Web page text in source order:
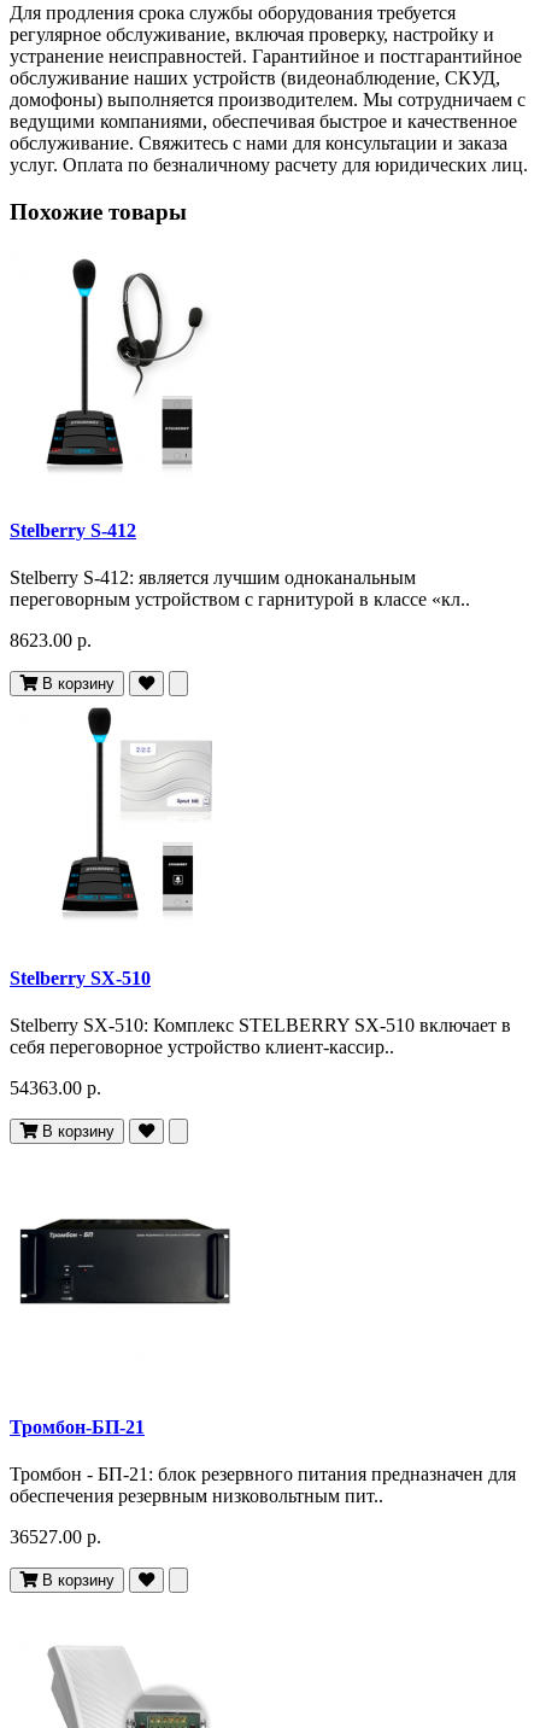
Для продления срока службы оборудования требуется
регулярное обслуживание, включая проверку, настройку и
устранение неисправностей. Гарантийное и постгарантийное
обслуживание наших устройств (видеонаблюдение, СКУД,
домофоны) выполняется производителем. Мы сотрудничаем с
ведущими компаниями, обеспечивая быстрое и качественное
обслуживание. Свяжитесь с нами для консультации и заказа
услуг. Оплата по безналичному расчету для юридических лиц.
Похожие товары
Stelberry S-412
Stelberry S-412: является лучшим одноканальным
переговорным устройством с гарнитурой в классе «кл..
8623.00 р.
В корзину
Stelberry SX-510
Stelberry SX-510: Комплекс STELBERRY SX-510 включает в
себя переговорное устройство клиент-кассир..
54363.00 р.
В корзину
Тромбон-БП-21
Тромбон - БП-21: блок резервного питания предназначен для
обеспечения резервным низковольтным пит..
36527.00 р.
В корзину